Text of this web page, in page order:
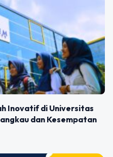
Inovatif di Universitas
dan Kesempatan